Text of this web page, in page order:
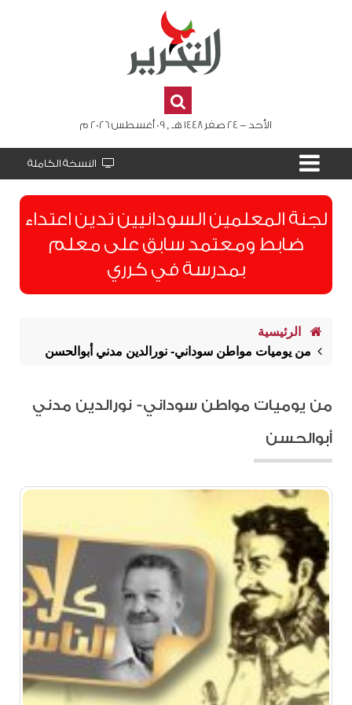
الأحد - 24 صفر 1448 هـ , 09 أغسطس 2026 م
النسخة الكاملة
لجنة المعلمين السودانيين تدين اعتداء
ضابط ومعتمد سابق على معلم
بمدرسة في كرري
الرئيسية
من يوميات مواطن سوداني- نورالدين مدني أبوالحسن
من يوميات مواطن سوداني- نورالدين مدني
أبوالحسن